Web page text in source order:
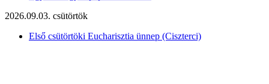
2026.09.03. csütörtök
Első csütörtöki Eucharisztia ünnep (Ciszterci)